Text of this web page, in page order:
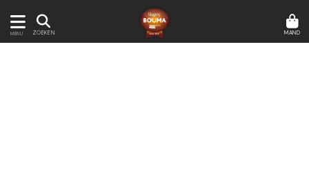
MENU ZOEKEN MAND